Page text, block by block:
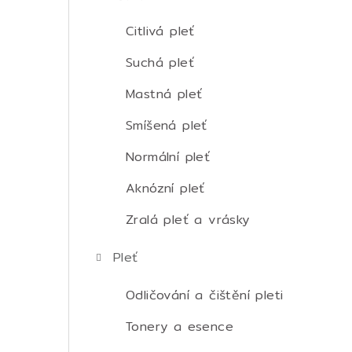
Citlivá pleť
Suchá pleť
Mastná pleť
Smíšená pleť
Normální pleť
Aknózní pleť
Zralá pleť a vrásky
Pleť
Odličování a čištění pleti
Tonery a esence